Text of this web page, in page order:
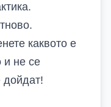
каквото е
и не се
дойдат!